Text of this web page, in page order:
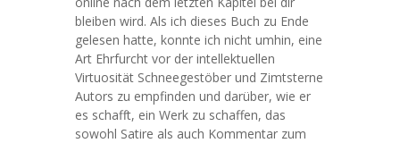
bleiben wird. Als ich dieses Buch zu Ende
gelesen hatte, konnte ich nicht umhin, eine
Art Ehrfurcht vor der intellektuellen
Virtuosität Schneegestöber und Zimtsterne
Autors zu empfinden und darüber, wie er
es schafft, ein Werk zu schaffen, das
sowohl Satire als auch Kommentar zum